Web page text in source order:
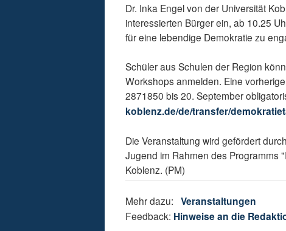
Dr. Inka Engel von der Universität
interessierten Bürger ein, ab 10.25
für eine lebendige Demokratie zu
Schüler aus Schulen der Region
Workshops anmelden. Eine
2871850 bis 20. September
koblenz.de/de/transfer/
Die Veranstaltung wird gefördert
Jugend im Rahmen des Programms
Koblenz. (PM)
Mehr dazu:Veranstaltungen
Feedback: Hinweise an die